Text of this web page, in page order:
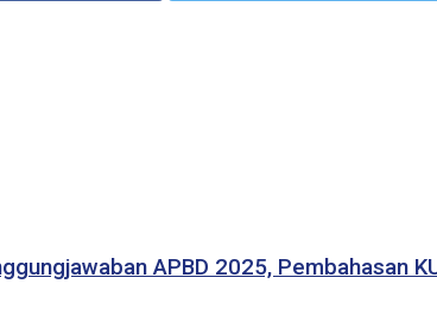
APBD 2025, Pembahasan